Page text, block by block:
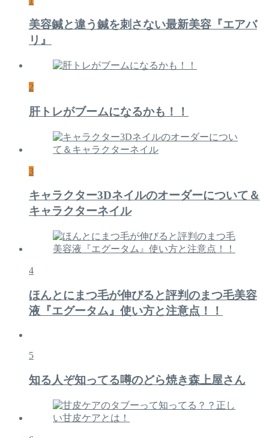
美容鍼と違う鍼を刺さない最新美容『エアバ
リ』
2
肝トレがブームになるかも！！
3
キャラクター3Dネイルのオーダーについて＆
キャラクターネイル
4
ほんとにまつ毛が伸びると評判のまつ毛美容
液『エグータム』使い方と注意点！！
5
知る人ぞ知ってる噂のどら焼き森上屋さん